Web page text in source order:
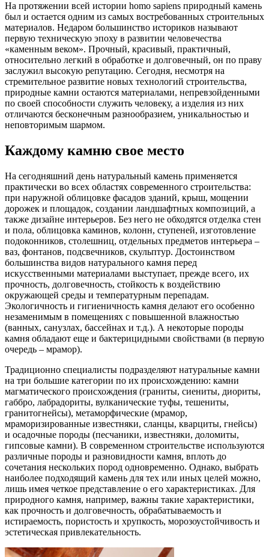
На протяжении всей истории homo sapiens природный камень
был и остается одним из самых востребованных строительных
материалов. Недаром большинство историков называют
первую техническую эпоху в развитии человечества
«каменным веком». Прочный, красивый, практичный,
относительно легкий в обработке и долговечный, он по праву
заслужил высокую репутацию. Сегодня, несмотря на
стремительное развитие новых технологий строительства,
природные камни остаются материалами, непревзойденными
по своей способности служить человеку, а изделия из них
отличаются бесконечным разнообразием, уникальностью и
неповторимым шармом.
Каждому камню свое место
На сегодняшний день натуральный камень применяется
практически во всех областях современного строительства:
при наружной облицовке фасадов зданий, крыш, мощении
дорожек и площадок, создании ландшафтных композиций, а
также дизайне интерьеров. Без него не обходятся отделка стен
и пола, облицовка каминов, колонн, ступеней, изготовление
подоконников, столешниц, отдельных предметов интерьера –
ваз, фонтанов, подсвечников, скульптур. Достоинством
большинства видов натурального камня перед
искусственными материалами выступает, прежде всего, их
прочность, долговечность, стойкость к воздействию
окружающей среды и температурным перепадам.
Экологичность и гигиеничность камня делают его особенно
незаменимым в помещениях с повышенной влажностью
(ванных, санузлах, бассейнах и т.д.). А некоторые породы
камня обладают еще и бактерицидными свойствами (в первую
очередь – мрамор).
Традиционно специалисты подразделяют натуральные камни
на три большие категории по их происхождению: камни
магматического происхождения (граниты, сиениты, диориты,
габбро, лабрадориты, вулканические туфы, тешениты,
гранитогнейсы), метаморфические (мрамор,
мраморизированные известняки, сланцы, кварциты, гнейсы)
и осадочные породы (песчаники, известняки, доломиты,
гипсовые камни). В современном строительстве используются
различные породы и разновидности камня, вплоть до
сочетания нескольких пород одновременно. Однако, выбрать
наиболее подходящий камень для тех или иных целей можно,
лишь имея четкое представление о его характеристиках. Для
природного камня, например, важны такие характеристики,
как прочность и долговечность, обрабатываемость и
истираемость, пористость и хрупкость, морозоустойчивость и
эстетическая привлекательность.